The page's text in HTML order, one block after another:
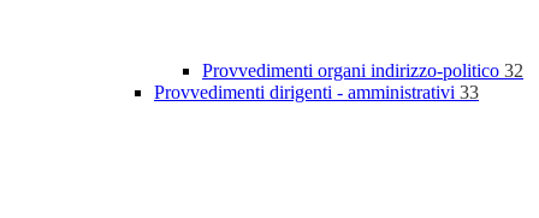
Provvedimenti organi indirizzo-politico 32
Provvedimenti dirigenti - amministrativi 33